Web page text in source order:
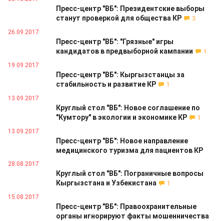
Пресс-центр "ВБ": Президентские выборы
станут проверкой для общества КР
3
26.09.2017
Пресс-центр "ВБ": "Грязные" игры
кандидатов в предвыборной кампании
1
19.09.2017
Пресс-центр "ВБ": Кыргызстанцы за
стабильность и развитие КР
1
13.09.2017
Круглый стол "ВБ": Новое соглашение по
"Кумтору" в экологии и экономике КР
1
13.09.2017
Пресс-центр "ВБ": Новое направление
медицинского туризма для пациентов КР
28.08.2017
Круглый стол "ВБ": Пограничные вопросы
Кыргызстана и Узбекистана
1
15.08.2017
Пресс-центр "ВБ": Правоохранительные
органы игнорируют факты мошенничества